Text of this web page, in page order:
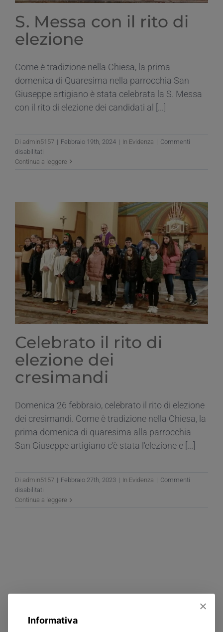
S. Messa con il rito di
elezione
Come è tradizione nella Chiesa, la prima
domenica di Quaresima nella parrocchia San
Giuseppe artigiano è stata celebrata la S. Messa
con il rito di elezione dei candidati al [...]
Di admin5157 | Febbraio 19th, 2024 | In Evidenza | Commenti
disabilitati
S.
elezione
Continua a leggere
Celebrato il rito di
elezione dei
cresimandi
Domenica 26 febbraio, celebrato il rito di elezione
dei cresimandi. Come è tradizione nella Chiesa, la
prima domenica di quaresima alla parrocchia
San Giuseppe artigiano c'è stata l'elezione e [...]
Di admin5157 | Febbraio 27th, 2023 | In Evidenza | Commenti
disabilitati
Celebrato
Continua a leggere
Informativa